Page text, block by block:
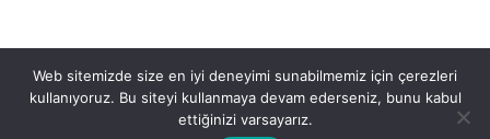
Gizlilik Politikası Hakkımızda
Web sitemizde size en iyi deneyimi sunabilmemiz için çerezleri
kullanıyoruz. Bu siteyi kullanmaya devam ederseniz, bunu kabul
ettiğinizi varsayarız.